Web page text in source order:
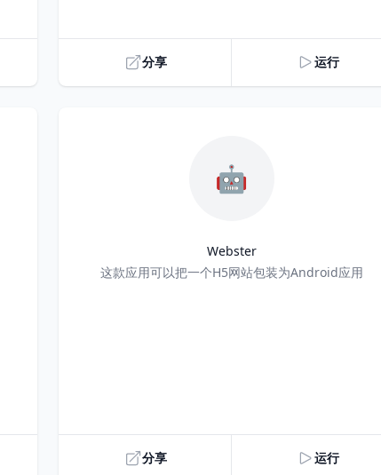
分享 运行
🤖
Webster
Title
这款应用可以把一个H5网站包装为Android应用
分享 运行